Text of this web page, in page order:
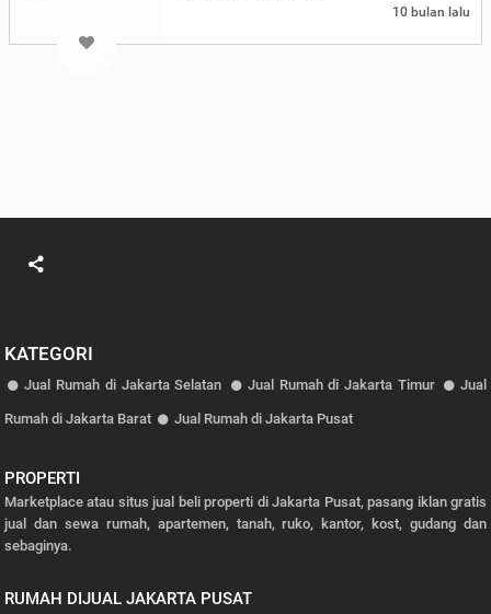
10 bulan lalu
KATEGORI
Jual Rumah di Jakarta Selatan Jual Rumah di Jakarta Timur Jual
Rumah di Jakarta Barat Jual Rumah di Jakarta Pusat
PROPERTI
Marketplace atau situs jual beli properti di Jakarta Pusat, pasang iklan gratis
jual dan sewa rumah, apartemen, tanah, ruko, kantor, kost, gudang dan
sebaginya.
RUMAH DIJUAL JAKARTA PUSAT